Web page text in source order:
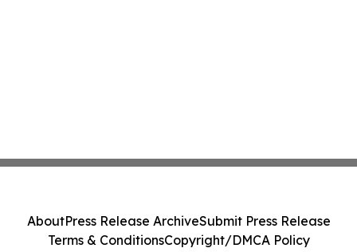
AboutPress Release ArchiveSubmit Press Release
Terms & ConditionsCopyright/DMCA Policy